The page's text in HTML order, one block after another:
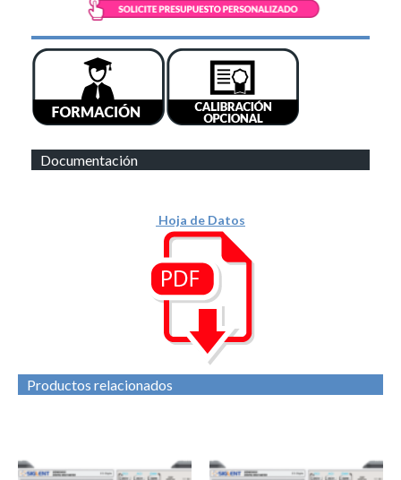
Documentación
Hoja de Datos
Productos relacionados